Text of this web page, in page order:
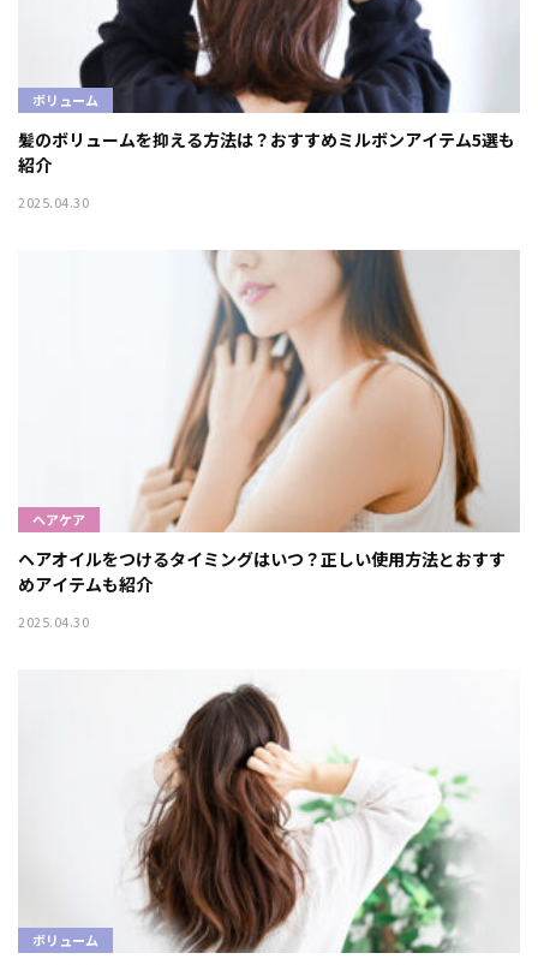
ボリューム
髪のボリュームを抑える方法は？おすすめミルボンアイテム5選も
紹介
2025.04.30
ヘアケア
ヘアオイルをつけるタイミングはいつ？正しい使用方法とおすす
めアイテムも紹介
2025.04.30
ボリューム